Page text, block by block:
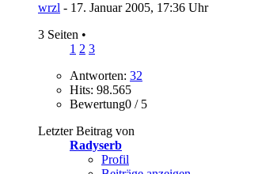
wrzl - 17. Januar 2005, 17:36 Uhr
3 Seiten •
1 2 3
Antworten: 32
Hits: 98.565
Bewertung0 / 5
Letzter Beitrag von
Radyserb
Profil